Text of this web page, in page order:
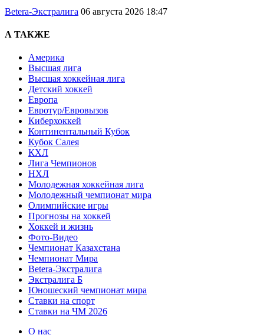
Betera-Экстралига 06 августа 2026 18:47
А ТАКЖЕ
Америка
Высшая лига
Высшая хоккейная лига
Детский хоккей
Европа
Евротур/Евровызов
Киберхоккей
Континентальный Кубок
Кубок Салея
КХЛ
Лига Чемпионов
НХЛ
Молодежная хоккейная лига
Молодежный чемпионат мира
Олимпийские игры
Прогнозы на хоккей
Хоккей и жизнь
Фото-Видео
Чемпионат Казахстана
Чемпионат Мира
Betera-Экстралига
Экстралига Б
Юношеский чемпионат мира
Ставки на спорт
Ставки на ЧМ 2026
О нас